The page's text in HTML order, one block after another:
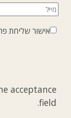
אישור שליחת
acceptance
field.